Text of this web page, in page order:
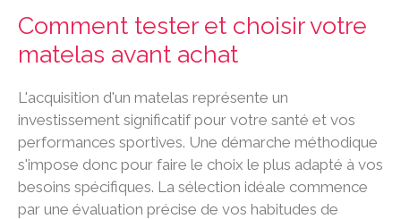
Comment tester et choisir votre
matelas avant achat
L'acquisition d'un matelas représente un
investissement significatif pour votre santé et vos
performances sportives. Une démarche méthodique
s'impose donc pour faire le choix le plus adapté à vos
besoins spécifiques. La sélection idéale commence
par une évaluation précise de vos habitudes de